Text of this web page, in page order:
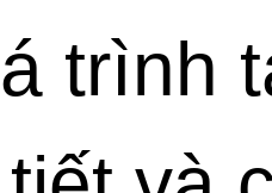
trình